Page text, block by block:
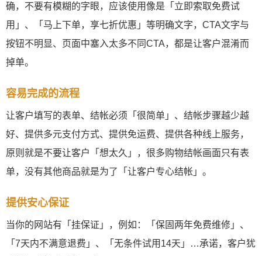
确，不要有模糊的字眼，应该使用像是「立即索取免费试
用」、「马上下单，享七折优惠」等明确文字，CTA文字与
按钮不明显、页面中塞入太多不同CTA，都是让客户混淆而
掉单。
容易完成的流程
让客户填写的表单、结帐必须「很简单」、结帐步骤越少越
好、提供多元支付方式、提供免运费、提供各种线上服务，
原则就是不要让客户「想太久」，很多购物结帐画面只有表
单，没有其他商品就是为了「让客户专心结帐」。
提供安心保证
当你的网站有「挂保证」，例如：「保固两年免费维修」、
「7天内不满意退费」、「无条件试用14天」…承诺，客户犹